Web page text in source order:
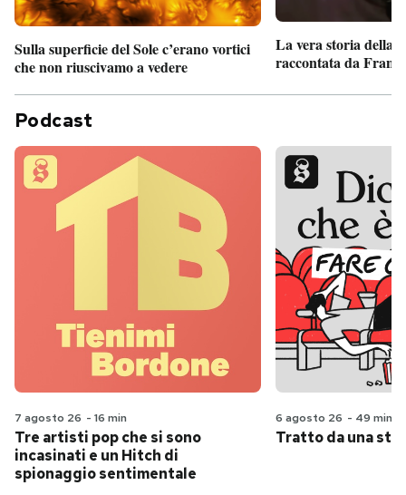
Sulla superficie del Sole c’erano vortici
che non riuscivamo a vedere
La vera storia della
raccontata da
Podcast
7 agosto 26 - 16 min
Tre artisti pop che si sono
incasinati e un Hitch di
spionaggio sentimentale
6 agosto 26 - 49 min
Tratto da una